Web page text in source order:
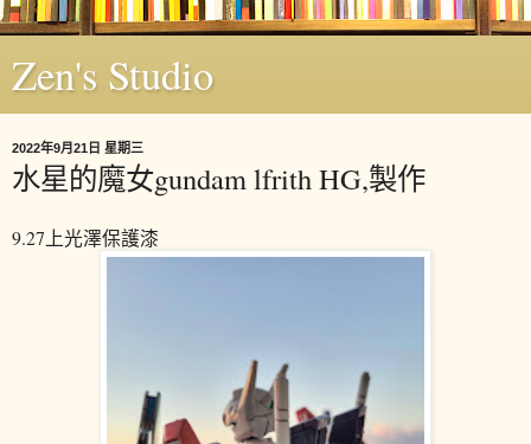
Zen's Studio
2022年9月21日 星期三
水星的魔女gundam lfrith HG,製作
9.27上光澤保護漆